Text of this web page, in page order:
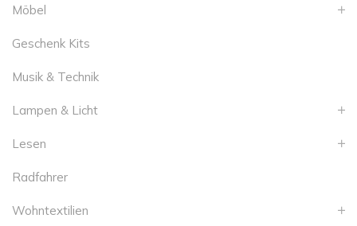
Möbel
Geschenk Kits
Musik & Technik
Lampen & Licht
Lesen
Radfahrer
Wohntextilien